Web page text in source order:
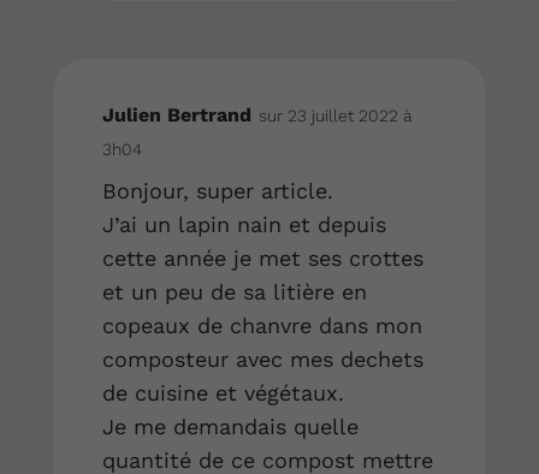
Julien Bertrand sur 23 juillet 2022 à
3h04
Bonjour, super article.
J’ai un lapin nain et depuis
cette année je met ses crottes
et un peu de sa litière en
copeaux de chanvre dans mon
composteur avec mes dechets
de cuisine et végétaux.
Je me demandais quelle
quantité de ce compost mettre